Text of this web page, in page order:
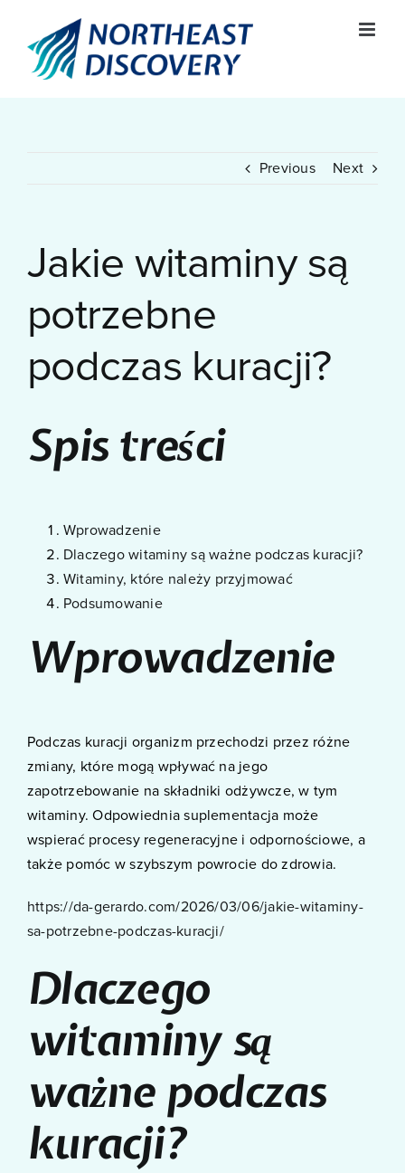
content
Previous Next
Jakie witaminy są
potrzebne
podczas kuracji?
Spis treści
Wprowadzenie
Dlaczego witaminy są ważne podczas kuracji?
Witaminy, które należy przyjmować
Podsumowanie
Wprowadzenie
Podczas kuracji organizm przechodzi przez różne
zmiany, które mogą wpływać na jego
zapotrzebowanie na składniki odżywcze, w tym
witaminy. Odpowiednia suplementacja może
wspierać procesy regeneracyjne i odpornościowe, a
także pomóc w szybszym powrocie do zdrowia.
https://da-gerardo.com/2026/03/06/jakie-witaminy-
sa-potrzebne-podczas-kuracji/
Dlaczego
witaminy są
ważne podczas
kuracji?